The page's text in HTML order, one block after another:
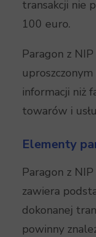
transakcji nie
100 euro.
Paragon z
informacji niż
towarów i
Elementy
Paragon z
zawiera
dokonanej
powinny